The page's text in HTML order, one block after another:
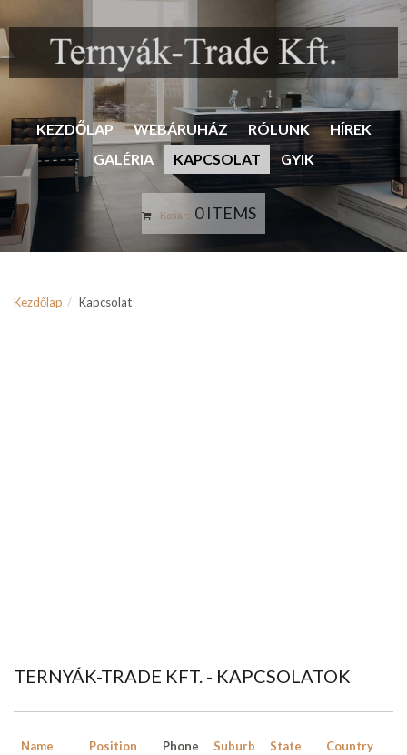
KEZDŐLAP WEBÁRUHÁZ RÓLUNK
HÍREK
GALÉRIA
KAPCSOLAT GYIK
Kosár: 0 ITEMS
Kezdőlap Kapcsolat
TERNYÁK-TRADE KFT. - KAPCSOLATOK
Name Position Phone Suburb State Country